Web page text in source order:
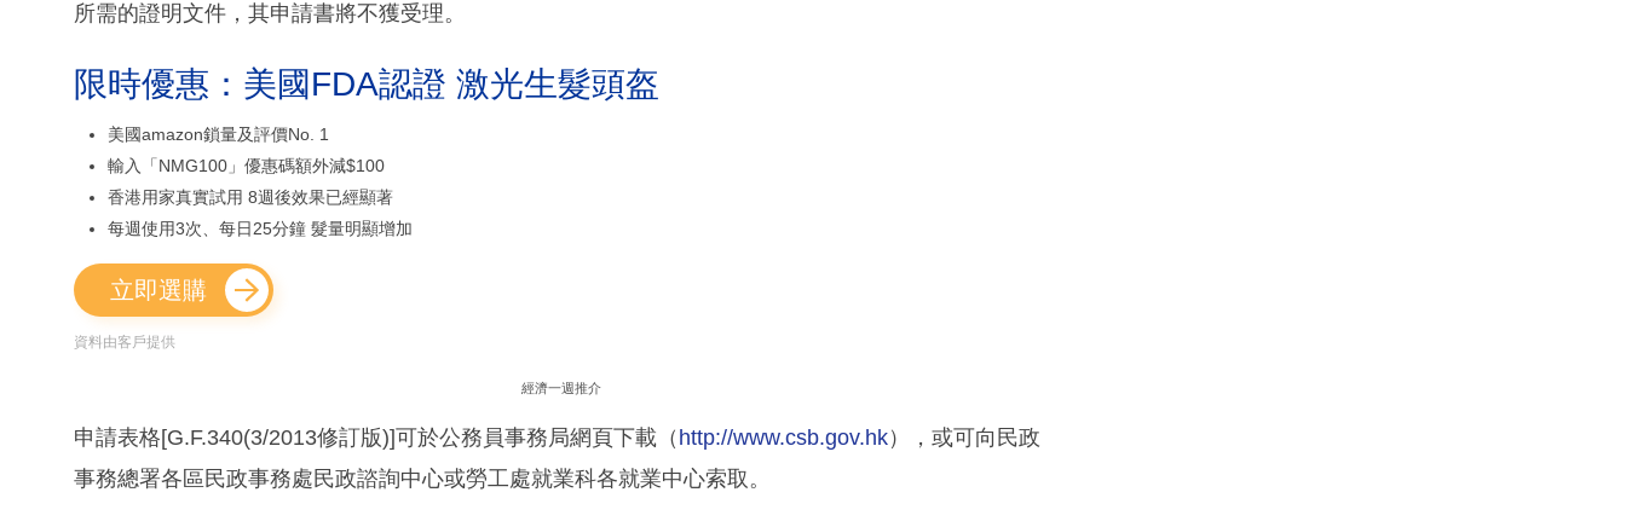
所需的證明文件，其申請書將不獲受理。
限時優惠：美國FDA認證 激光生髮頭盔
美國amazon鎖量及評價No. 1
輸入「NMG100」優惠碼額外減$100
香港用家真實試用 8週後效果已經顯著
每週使用3次、每日25分鐘 髮量明顯增加
立即選購
資料由客戶提供
經濟一週推介
申請表格[G.F.340(3/2013修訂版)]可於公務員事務局網頁下載（ http://www.csb.gov.hk），或可向民政
事務總署各區民政事務處民政諮詢中心或勞工處就業科各就業中心索取。